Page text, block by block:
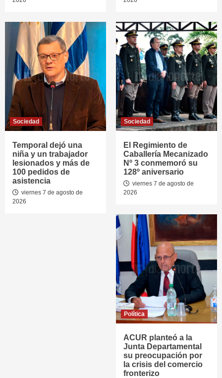
Sociedad
Temporal dejó una
niña y un trabajador
lesionados y más de
100 pedidos de
asistencia
viernes 7 de agosto de
2026
Sociedad
El Regimiento de
Caballería Mecanizado
Nº 3 conmemoró su
128º aniversario
viernes 7 de agosto de
2026
Política
ACUR planteó a la
Junta Departamental
su preocupación por
la crisis del comercio
fronterizo